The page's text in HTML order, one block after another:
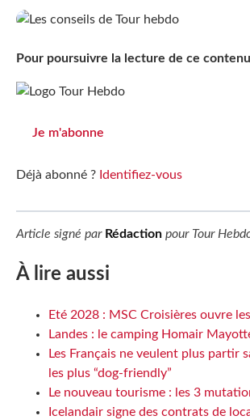
Pour poursuivre la lecture de ce
Je m'abonne
Déjà abonné ? Identifiez-vous
Article signé par Rédactionpour Tour
À lire aussi
Eté 2028 : MSC Croisières ouvre
Landes : le camping Homair
Les Français ne veulent plus partir
les plus “dog-friendly”
Le nouveau tourisme : les 3
Icelandair signe des contrats de